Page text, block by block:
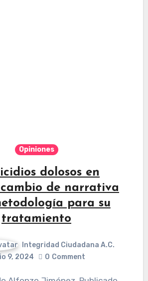
Opiniones
dolosos en
cambio de narrativa
para su
tratamiento
Integridad Ciudadana A.C.
9, 2024
0 Comment